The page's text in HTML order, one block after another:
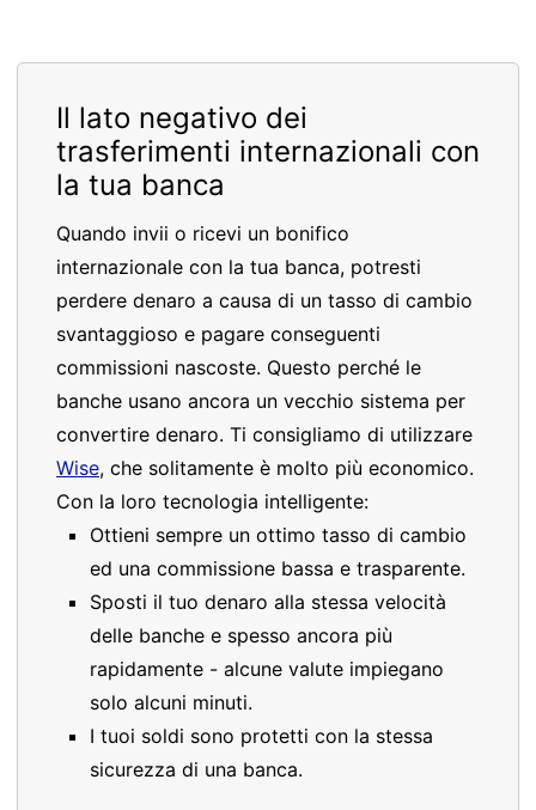
Il lato negativo dei
trasferimenti internazionali con
la tua banca
Quando invii o ricevi un bonifico
internazionale con la tua banca, potresti
perdere denaro a causa di un tasso di cambio
svantaggioso e pagare conseguenti
commissioni nascoste. Questo perché le
banche usano ancora un vecchio sistema per
convertire denaro. Ti consigliamo di utilizzare
Wise, che solitamente è molto più economico.
Con la loro tecnologia intelligente:
Ottieni sempre un ottimo tasso di cambio
ed una commissione bassa e trasparente.
Sposti il tuo denaro alla stessa velocità
delle banche e spesso ancora più
rapidamente - alcune valute impiegano
solo alcuni minuti.
I tuoi soldi sono protetti con la stessa
sicurezza di una banca.